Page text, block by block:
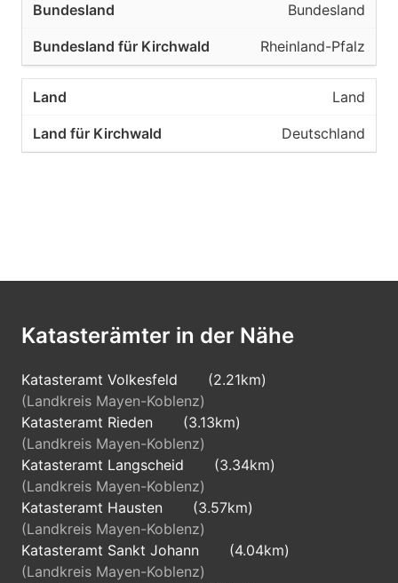
Bundesland
Rheinland-Pfalz
Land
Deutschland
Katasterämter in der Nähe
Katasteramt Volkesfeld
(2.21km)
(Landkreis Mayen-Koblenz)
Katasteramt Rieden
(3.13km)
(Landkreis Mayen-Koblenz)
Katasteramt Langscheid
(3.34km)
(Landkreis Mayen-Koblenz)
Katasteramt Hausten
(3.57km)
(Landkreis Mayen-Koblenz)
Katasteramt Sankt Johann
(4.04km)
(Landkreis Mayen-Koblenz)